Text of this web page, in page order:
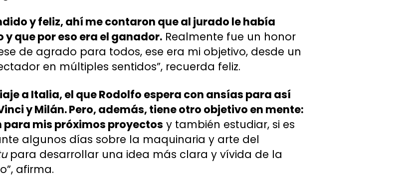
y feliz, ahí me contaron que al jurado le había
que por eso era el ganador. Realmente fue un honor
de agrado para todos, ese era mi objetivo, desde un
en múltiples sentidos”, recuerda feliz.
a Italia, el que Rodolfo espera con ansías para así
y Milán. Pero, además, tiene otro objetivo en mente:
mis próximos proyectos y también estudiar, si es
algunos días sobre la maquinaria y arte del
para desarrollar una idea más clara y vívida de la
afirma.